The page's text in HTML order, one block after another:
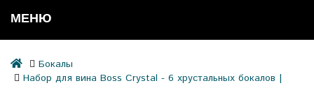
МЕНЮ
Бокалы
Набор для вина Boss Crystal - 6 хрустальных бокалов |